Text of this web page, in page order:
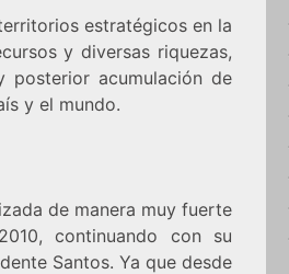
estratégicos en la
y diversas riquezas,
acumulación de
y el mundo.
de manera muy fuerte
continuando con su
Santos. Ya que desde